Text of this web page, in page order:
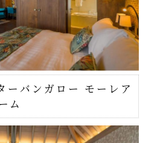
ーバンガロー モーレア
ム